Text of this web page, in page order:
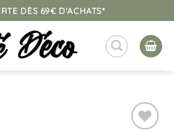
DÈS 69€ D'ACHATS*